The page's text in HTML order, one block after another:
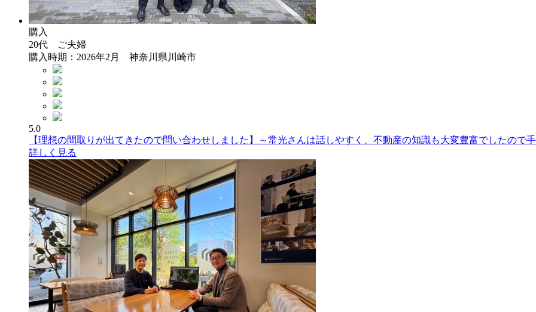
購入
20代 ご夫婦
購入時期：2026年2月 神奈川県川崎市
5.0
【理想の間取りが出てきたので問い合わせしました】～常光さんは話しやすく、不動産の知識も大変豊富でしたので
詳しく見る